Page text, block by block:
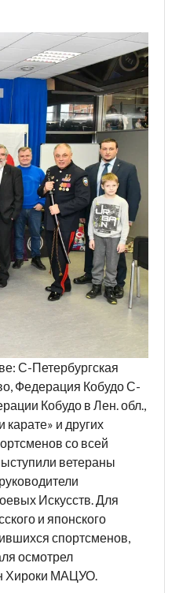
С-Петербургская
Федерация Кобудо С-
Кобудо в Лен. обл.,
и других
со всей
ветераны
Искусств. Для
и японского
спортсменов,
осмотрел
Хироки МАЦУО.